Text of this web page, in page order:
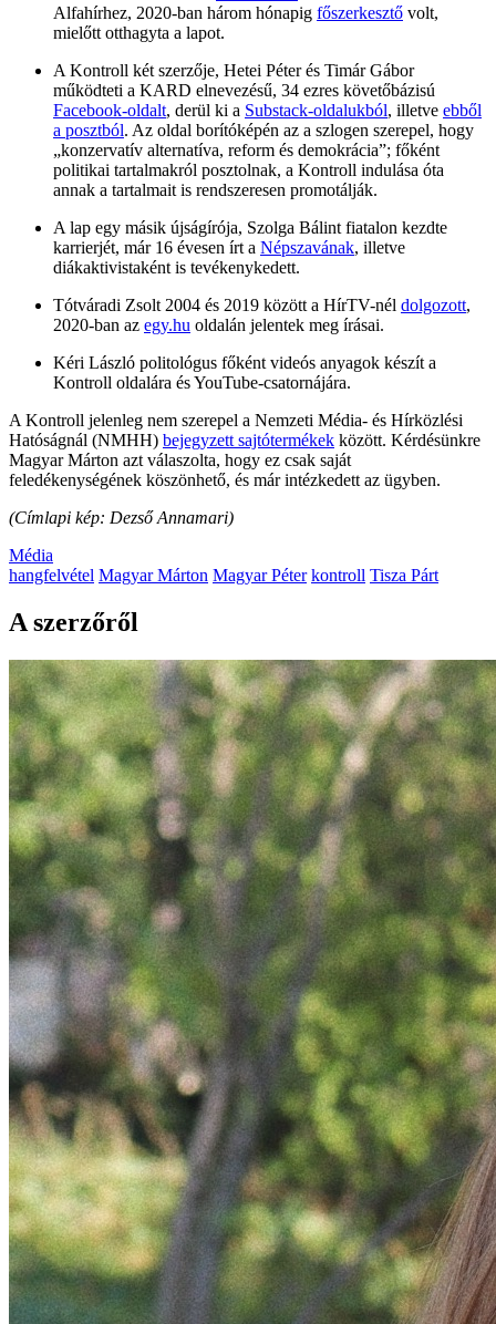
Alfahírhez, 2020-ban három hónapig főszerkesztő volt,
mielőtt otthagyta a lapot.
A Kontroll két szerzője, Hetei Péter és Timár Gábor
működteti a KARD elnevezésű, 34 ezres követőbázisú
Facebook-oldalt, derül ki a Substack-oldalukból, illetve ebből
a posztból. Az oldal borítóképén az a szlogen szerepel, hogy
„konzervatív alternatíva, reform és demokrácia”; főként
politikai tartalmakról posztolnak, a Kontroll indulása óta
annak a tartalmait is rendszeresen promotálják.
A lap egy másik újságírója, Szolga Bálint fiatalon kezdte
karrierjét, már 16 évesen írt a Népszavának, illetve
diákaktivistaként is tevékenykedett.
Tótváradi Zsolt 2004 és 2019 között a HírTV-nél dolgozott,
2020-ban az egy.hu oldalán jelentek meg írásai.
Kéri László politológus főként videós anyagok készít a
Kontroll oldalára és YouTube-csatornájára.
A Kontroll jelenleg nem szerepel a Nemzeti Média- és Hírközlési
Hatóságnál (NMHH) bejegyzett sajtótermékek között. Kérdésünkre
Magyar Márton azt válaszolta, hogy ez csak saját
feledékenységének köszönhető, és már intézkedett az ügyben.
(Címlapi kép: Dezső Annamari)
Média
hangfelvétel Magyar Márton Magyar Péter kontroll Tisza Párt
A szerzőről